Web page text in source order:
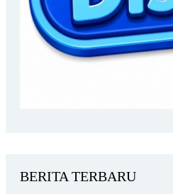
BERITA TERBARU